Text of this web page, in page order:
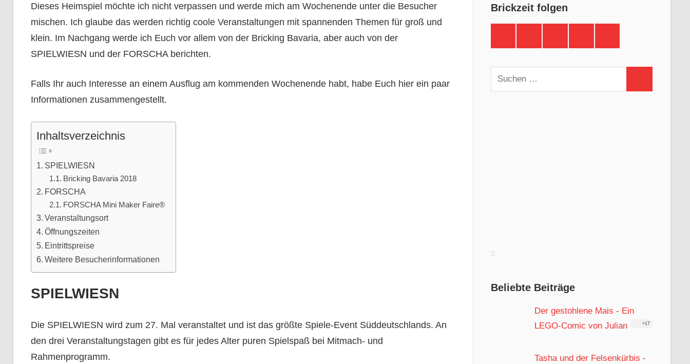
Dieses Heimspiel möchte ich nicht verpassen und werde mich am Wochenende unter die Besucher
mischen. Ich glaube das werden richtig coole Veranstaltungen mit spannenden Themen für groß und
klein. Im Nachgang werde ich Euch vor allem von der Bricking Bavaria, aber auch von der
SPIELWIESN und der FORSCHA berichten.
Falls Ihr auch Interesse an einem Ausflug am kommenden Wochenende habt, habe Euch hier ein paar
Informationen zusammengestellt.
Inhaltsverzeichnis
SPIELWIESN
Bricking Bavaria 2018
FORSCHA
FORSCHA Mini Maker Faire®
Veranstaltungsort
Öffnungszeiten
Eintrittspreise
Weitere Besucherinformationen
SPIELWIESN
Die SPIELWIESN wird zum 27. Mal veranstaltet und ist das größte Spiele-Event Süddeutschlands. An
den drei Veranstaltungstagen gibt es für jedes Alter puren Spielspaß bei Mitmach- und
Rahmenprogramm.
Brickzeit folgen
Suchen
nach:
Beliebte Beiträge
Der gestohlene Mais - Ein
LEGO-Comic von Julian
+17
Tasha und der Felsenkürbis -